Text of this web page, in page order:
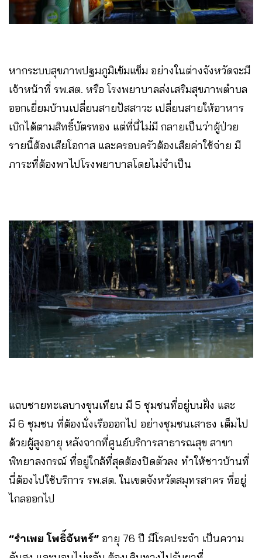
หากระบบสุขภาพปฐมภูมิเข้มแข็ม อย่างในต่างจังหวัดจะมี
เจ้าหน้าที่ รพ.สต. หรือ โรงพยาบาลส่งเสริมสุขภาพตำบล
ออกเยี่ยมบ้านเปลี่ยนสายปัสสาวะ เปลี่ยนสายให้อาหาร
เบิกได้ตามสิทธิ์บัตรทอง แต่ที่นี่ไม่มี กลายเป็นว่าผู้ป่วย
รายนี้ต้องเสียโอกาส และครอบครัวต้องเสียค่าใช้จ่าย มี
ภาระที่ต้องพาไปโรงพยาบาลโดยไม่จำเป็น
แถบชายทะเลบางขุนเทียน มี 5 ชุมชนที่อยู่บนฝั่ง​ และ
มี 6 ชุมชน ที่ต้องนั่งเรือออกไป​ อย่างชุมชนเสาธง​ เต็มไป
ด้วยผู้สูงอายุ หลังจากที่ศูนย์บริการสาธารณสุข​ สาขา
พิทยา​ลงกรณ์​ ที่อยู่ใกล้ที่สุด​ต้องปิดตัวลง ทำให้ชาวบ้านที่
นี่ต้องไปใช้บริการ รพ.สต. ในเขตจังหวัดสมุทรสาคร ที่อยู่
ไกลออกไป​
“รำเพย​ โพธิ์จันทร์” อายุ 76 ปี มีโรคประจำ เป็นความ